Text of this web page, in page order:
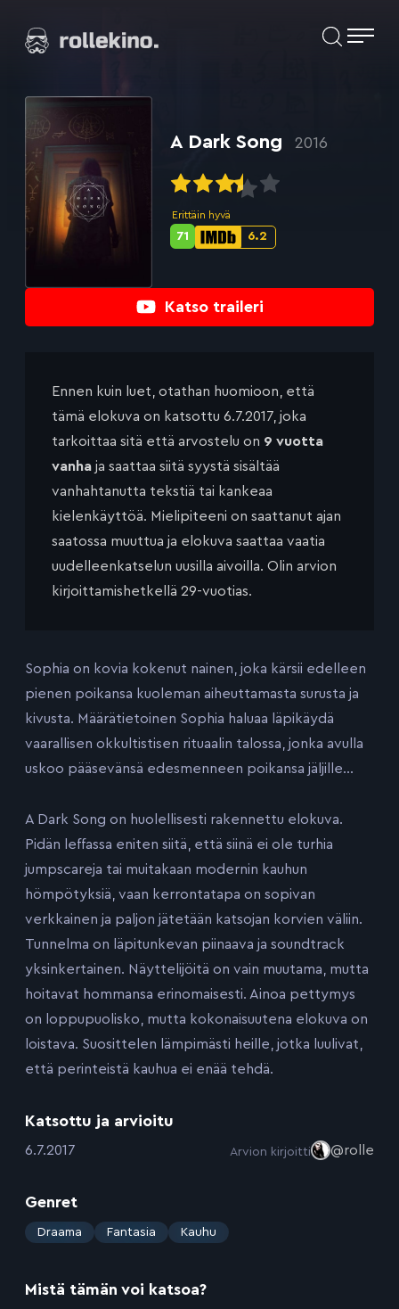
suoraan
Elokuvat ja elokuva-arviot | Rollekino.fi
Katso traileri
A Dark Song 2016
Erittäin hyvä
IMDb-
6.2
Metascore-
71
Ennen kuin luet, otathan huomioon, että
tämä elokuva on katsottu 6.7.2017, joka
tarkoittaa sitä että arvostelu on 9 vuotta
vanha ja saattaa siitä syystä sisältää
vanhahtanutta tekstiä tai kankeaa
kielenkäyttöä. Mielipiteeni on saattanut ajan
saatossa muuttua ja elokuva saattaa vaatia
uudelleenkatselun uusilla aivoilla. Olin arvion
kirjoittamishetkellä 29-vuotias.
Sophia on kovia kokenut nainen, joka kärsii edelleen
pienen poikansa kuoleman aiheuttamasta surusta ja
kivusta. Määrätietoinen Sophia haluaa läpikäydä
vaarallisen okkultistisen rituaalin talossa, jonka avulla
uskoo pääsevänsä edesmenneen poikansa jäljille…
A Dark Song on huolellisesti rakennettu elokuva.
Pidän leffassa eniten siitä, että siinä ei ole turhia
jumpscareja tai muitakaan modernin kauhun
hömpötyksiä, vaan kerrontatapa on sopivan
verkkainen ja paljon jätetään katsojan korvien väliin.
Tunnelma on läpitunkevan piinaava ja soundtrack
yksinkertainen. Näyttelijöitä on vain muutama, mutta
hoitavat hommansa erinomaisesti. Ainoa pettymys
on loppupuolisko, mutta kokonaisuutena elokuva on
loistava. Suosittelen lämpimästi heille, jotka luulivat,
että perinteistä kauhua ei enää tehdä.
Katsottu ja arvioitu
:6.7.2017 Arvion kirjoitti @rolle
Genret
: Draama Fantasia Kauhu
Mistä tämän voi katsoa?